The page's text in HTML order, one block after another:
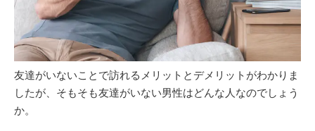
友達がいないことで訪れるメリットとデメリットがわかりま
したが、そもそも友達がいない男性はどんな人なのでしょう
か。